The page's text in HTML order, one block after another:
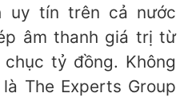
uy tín trên cả nước
âm thanh giá trị từ
tỷ đồng. Không
The Experts Group